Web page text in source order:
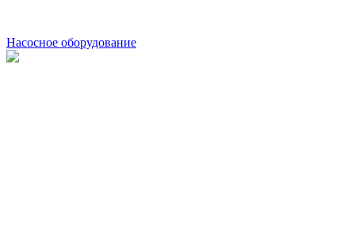
Насосное оборудование